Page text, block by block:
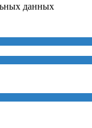
данных